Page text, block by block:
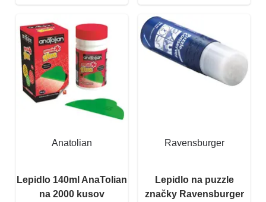
Anatolian
Lepidlo 140ml AnaTolian
na 2000 kusov
Ravensburger
Lepidlo na puzzle
značky Ravensburger